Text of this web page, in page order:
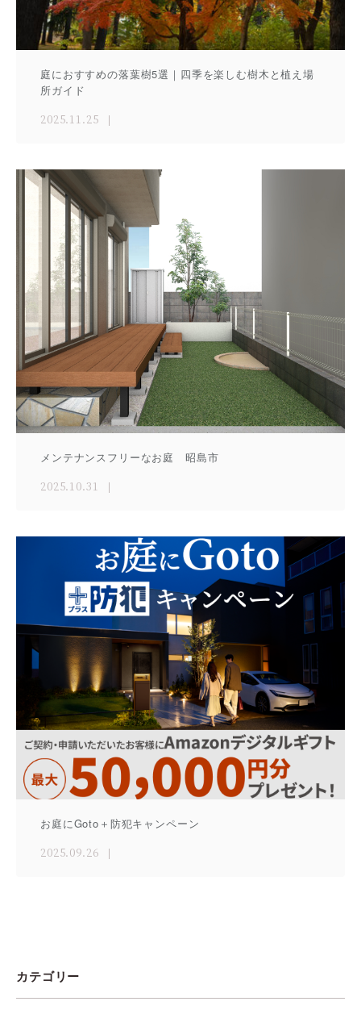
庭におすすめの落葉樹5選｜四季を楽しむ樹木と植え場
所ガイド
2025.11.25
メンテナンスフリーなお庭 昭島市
2025.10.31
お庭にGoto＋防犯キャンペーン
2025.09.26
カテゴリー